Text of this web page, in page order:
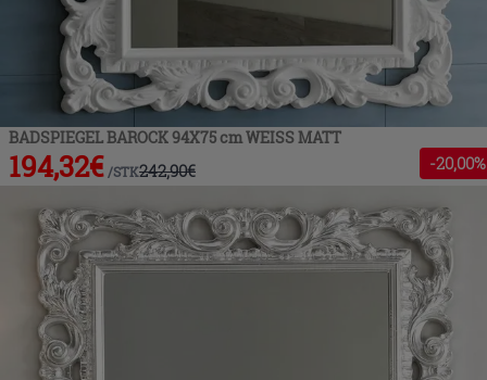
BADSPIEGEL BAROCK 94X75 cm WEISS MATT
194,32€ /STK242,90€ -20,00%